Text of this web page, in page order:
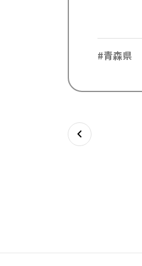
#青森県
chevron_left